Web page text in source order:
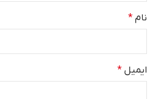
نام *
ایمیل *